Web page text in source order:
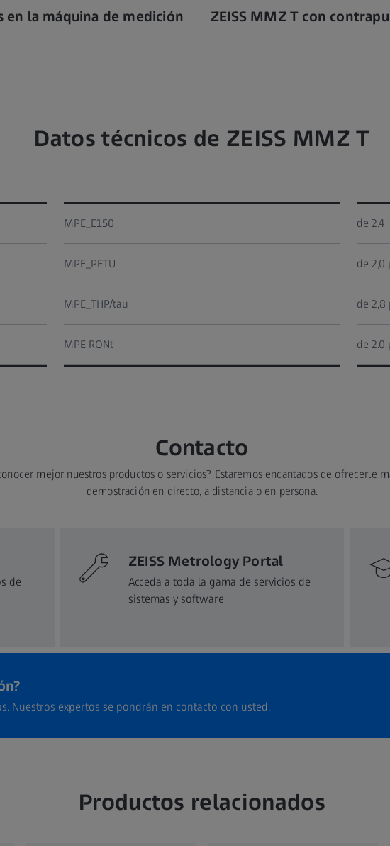
la máquina de medición
ZEISS MMZ T con
Datos técnicos de ZEISS MMZ T
MPE_E150 de 2.4
MPE_PFTU de 2,0
MPE_THP/tau de 2,8
MPE RONt de 2.0
Contacto
mejor nuestros productos o servicios? Estaremos encantados de ofrecerle
demostración en directo, a distancia o en persona.
de
ZEISS Metrology Portal
Acceda a toda la gama de servicios de
sistemas y software
Nuestros expertos se pondrán en contacto con usted.
Productos relacionados